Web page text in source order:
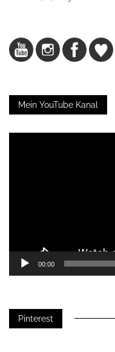
Mein YouTube Kanal
00:00
Pinterest